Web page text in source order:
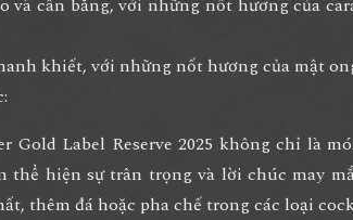
và cân bằng, với những nốt hương của
khiết, với những nốt hương của mật
Gold Label Reserve 2025 không chỉ là
thể hiện sự trân trọng và lời chúc may
thêm đá hoặc pha chế trong các loại